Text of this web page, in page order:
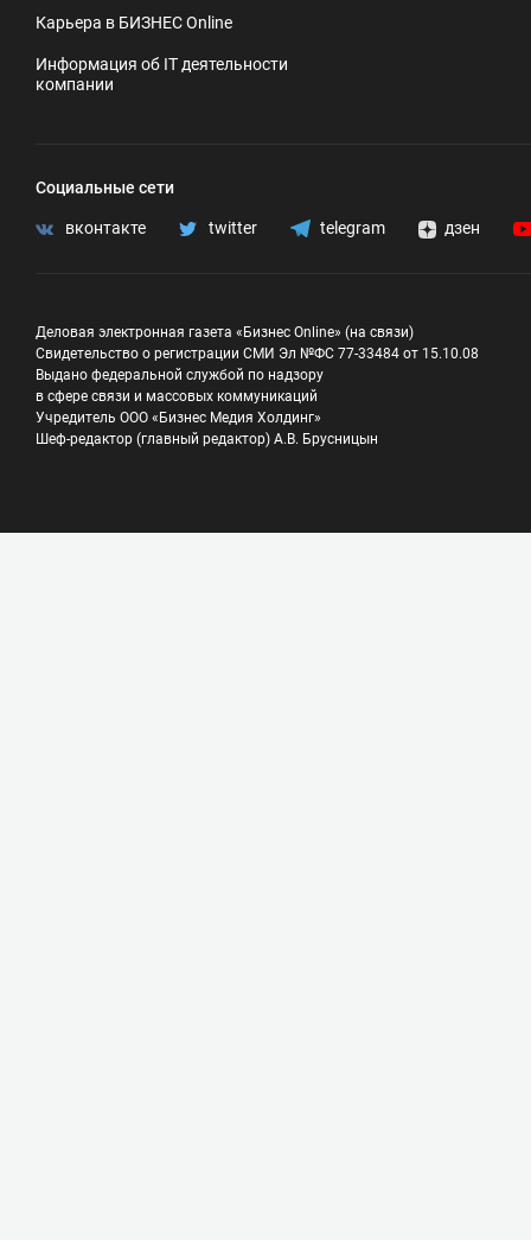
Карьера в БИЗНЕС Online
Информация об IT деятельности
компании
Социальные сети
вконтакте twitter telegram дзен
Деловая электронная газета «Бизнес Online» (на связи)
Свидетельство о регистрации СМИ Эл №ФС 77-33484 от 15.10.08
Выдано федеральной службой по надзору
в сфере связи и массовых коммуникаций
Учредитель ООО «Бизнес Медия Холдинг»
Шеф-редактор (главный редактор) А.В. Брусницын